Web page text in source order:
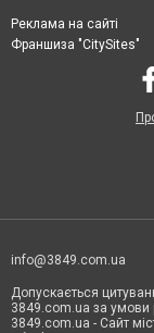
Реклама на сайті
Франшиза "CitySites"
info@3849.com.ua
Допускається
3849.com.ua за умови
3849.com.ua - Сайт